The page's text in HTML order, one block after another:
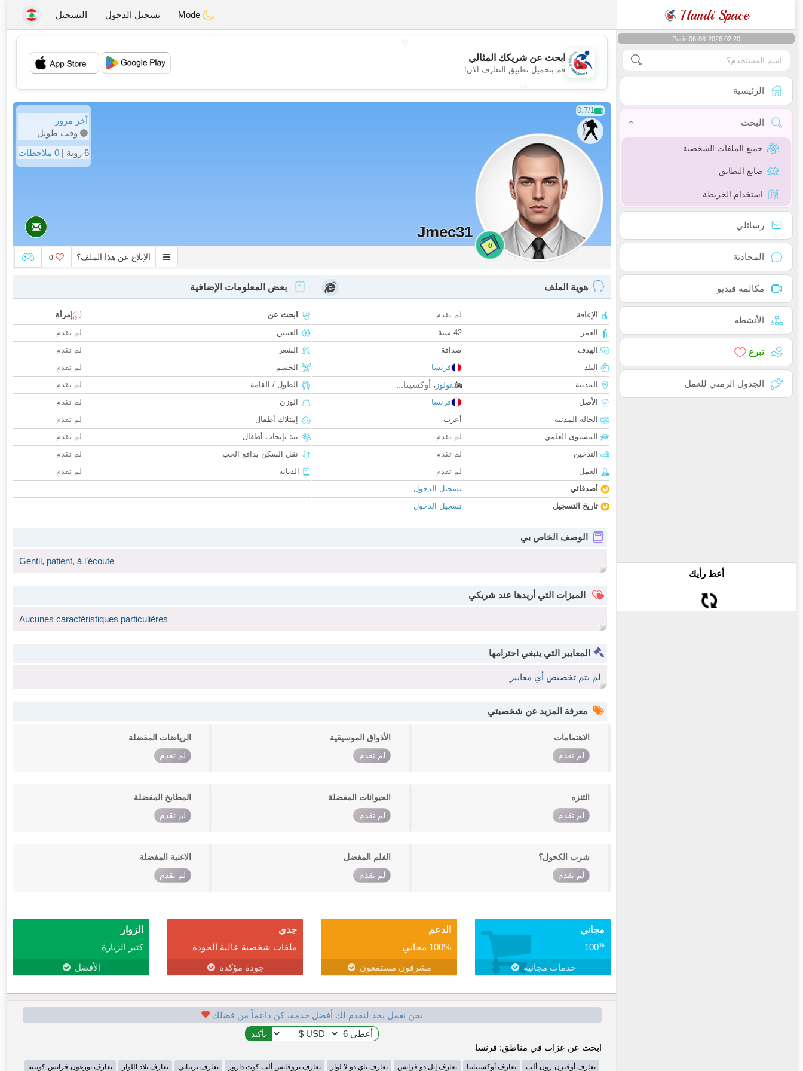
Handi Space تسجيل الدخول التسجيل
Paris 06-08-2026 02:20
الرئيسية
البحث
جميع الملفات الشخصية
صانع التطابق
استخدام الخريطة
رسائلي
المحادثة
مكالمة فيديو
الأنشطة
تبرع
الجدول الزمني للعمل
أعط رأيك
💖
💕
ابحث عن شريكك المثالي
قم بتحميل تطبيق التعارف الآن!
0.7/1
0
Jmec31
آخر مرور
وقت طويل
6 رؤية |
0 ملاحظات
الإبلاغ عن هذا الملف؟ 0
هوية الملف
الإعاقة
لم تقدم
العمر
42 سنة
الهدف
صداقة
البلد
فرنسا
المدينة
تولوز ، أوكسيتا...
الأصل
فرنسا
الحالة المدنية
أعزب
المستوى العلمي
لم تقدم
التدخين
لم تقدم
العمل
لم تقدم
أصدقائي
تسجيل الدخول
تاريخ التسجيل
تسجيل الدخول
بعض المعلومات الإضافية
ابحث عن
إمرأة
العينين
لم تقدم
الشعر
لم تقدم
الجسم
لم تقدم
الطول / القامة
لم تقدم
الوزن
لم تقدم
إمتلاك أطفال
لم تقدم
نية بإنجاب أطفال
لم تقدم
نقل السكن بدافع الحب
لم تقدم
الديانة
لم تقدم
الوصف الخاص بي
Gentil, patient, à l’écoute
الميزات التي أريدها عند شريكي
Aucunes caractéristiques particulières
المعايير التي ينبغي احترامها
لم يتم تخصيص أي معايير
معرفة المزيد عن شخصيتي
الاهتمامات
لم تقدم
الأذواق الموسيقية
لم تقدم
الرياضات المفضلة
لم تقدم
التنزه
لم تقدم
الحيوانات المفضلة
لم تقدم
المطابخ المفضلة
لم تقدم
شرب الكحول؟
لم تقدم
الفلم المفضل
لم تقدم
الاغنية المفضلة
لم تقدم
مجاني
100%
خدمات مجانية
الدعم
100% مجاني
مشرفون مستمعون
جدي
ملفات شخصية عالية الجودة
جودة مؤكدة
الزوار
كثير الزيارة
الأفضل
نحن نعمل بجد لنقدم لك أفضل خدمة، كن داعماً من فضلك
ابحث عن عزاب في مناطق: فرنسا
تعارف أوفيرن-رون-ألب تعارف أوكسيتانيا تعارف إيل دو فرانس تعارف باي دو لا لوار تعارف بروفانس ألب كوت دازور تعارف بريتاني تعارف بلاد اللوار تعارف بورغون-فرانش-كونتيه